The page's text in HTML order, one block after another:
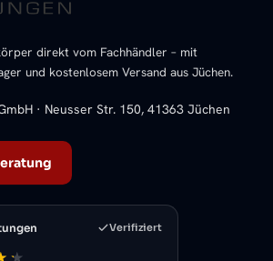
direkt vom Fachhändler – mit
und kostenlosem Versand aus Jüchen.
· Neusser Str. 150, 41363 Jüchen
Verifiziert